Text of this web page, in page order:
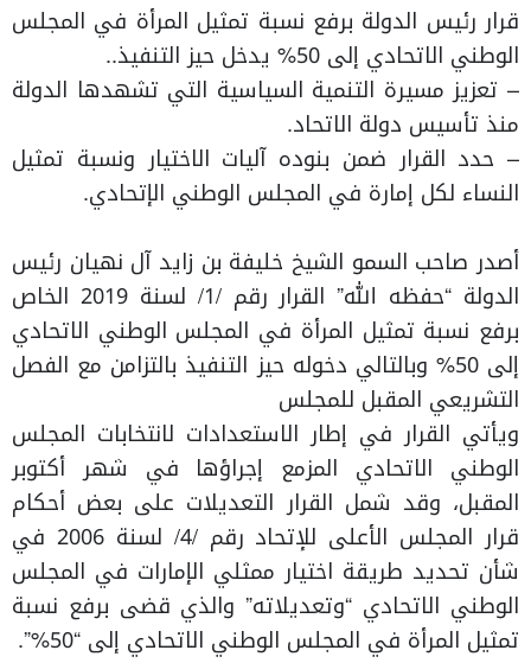
قرار رئيس الدولة برفع نسبة تمثيل المرأة في المجلس
الوطني الاتحادي إلى 50% يدخل حيز التنفيذ..
– تعزيز مسيرة التنمية السياسية التي تشهدها الدولة
منذ تأسيس دولة الاتحاد.
– حدد القرار ضمن بنوده آليات الاختيار ونسبة تمثيل
النساء لكل إمارة في المجلس الوطني الإتحادي.
أصدر صاحب السمو الشيخ خليفة بن زايد آل نهيان رئيس
الدولة “حفظه الله” القرار رقم /1/ لسنة 2019 الخاص
برفع نسبة تمثيل المرأة في المجلس الوطني الاتحادي
إلى 50% وبالتالي دخوله حيز التنفيذ بالتزامن مع الفصل
التشريعي المقبل للمجلس
ويأتي القرار في إطار الاستعدادات لانتخابات المجلس
الوطني الاتحادي المزمع إجراؤها في شهر أكتوبر
المقبل، وقد شمل القرار التعديلات على بعض أحكام
قرار المجلس الأعلى للإتحاد رقم /4/ لسنة 2006 في
شأن تحديد طريقة اختيار ممثلي الإمارات في المجلس
الوطني الاتحادي “وتعديلاته” والذي قضى برفع نسبة
تمثيل المرأة في المجلس الوطني الاتحادي إلى “50%”.